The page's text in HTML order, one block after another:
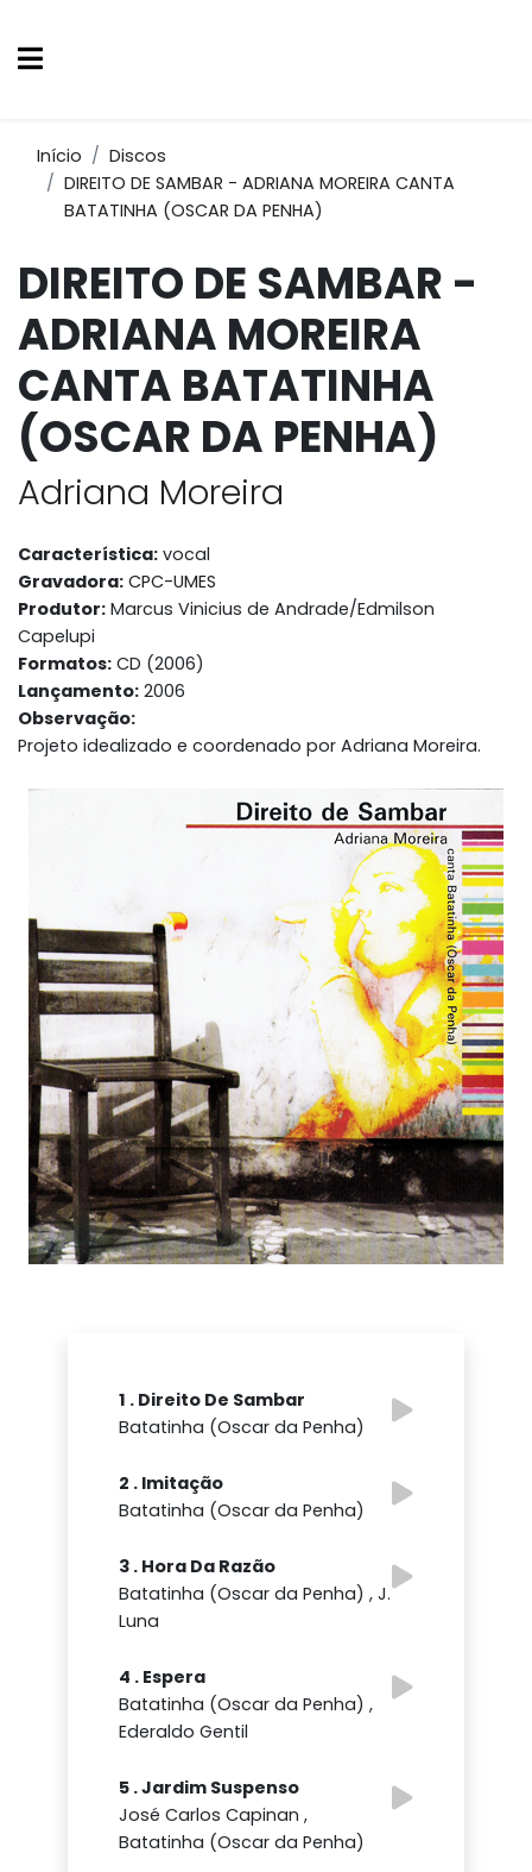
Início
Discos
DIREITO DE SAMBAR - ADRIANA MOREIRA CANTA
BATATINHA (OSCAR DA PENHA)
DIREITO DE SAMBAR -
ADRIANA MOREIRA
CANTA BATATINHA
(OSCAR DA PENHA)
Adriana Moreira
Característica: vocal
Gravadora: CPC-UMES
Produtor: Marcus Vinicius de Andrade/Edmilson
Capelupi
Formatos: CD (2006)
Lançamento: 2006
Observação:
Projeto idealizado e coordenado por Adriana Moreira.
1 . Direito De Sambar
Batatinha (Oscar da Penha)
2 . Imitação
Batatinha (Oscar da Penha)
3 . Hora Da Razão
Batatinha (Oscar da Penha) , J.
Luna
4 . Espera
Batatinha (Oscar da Penha) ,
Ederaldo Gentil
5 . Jardim Suspenso
José Carlos Capinan ,
Batatinha (Oscar da Penha)